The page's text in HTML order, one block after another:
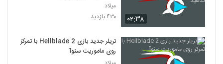
۰۲:۳۸
میلاد
۴۳۰ بازدید
تریلر جدید بازی Hellblade 2 با تمرکز
روی ماموریت سنوآ